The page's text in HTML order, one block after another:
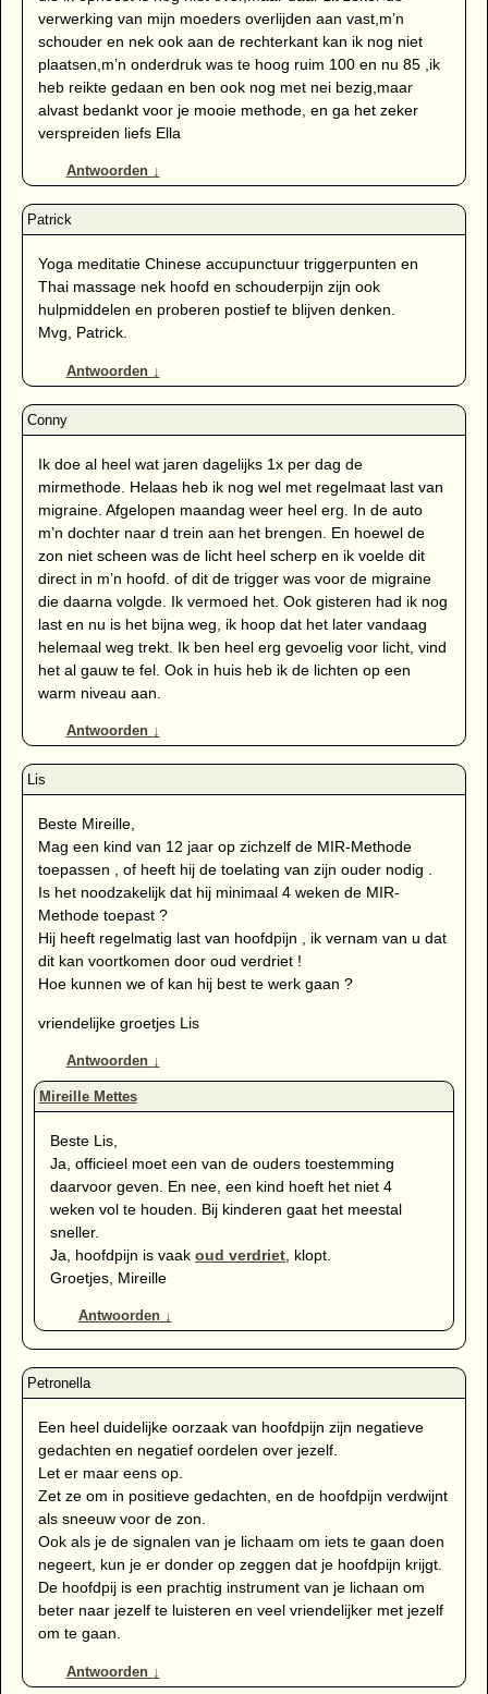
verwerking van mijn moeders overlijden aan vast,m’n
schouder en nek ook aan de rechterkant kan ik nog niet
plaatsen,m’n onderdruk was te hoog ruim 100 en nu 85 ,ik
heb reikte gedaan en ben ook nog met nei bezig,maar
alvast bedankt voor je mooie methode, en ga het zeker
verspreiden liefs Ella
Antwoorden ↓
Yoga meditatie Chinese accupunctuur triggerpunten en
Thai massage nek hoofd en schouderpijn zijn ook
hulpmiddelen en proberen postief te blijven denken.
Mvg, Patrick.
Antwoorden ↓
Ik doe al heel wat jaren dagelijks 1x per dag de
mirmethode. Helaas heb ik nog wel met regelmaat last van
migraine. Afgelopen maandag weer heel erg. In de auto
m’n dochter naar d trein aan het brengen. En hoewel de
zon niet scheen was de licht heel scherp en ik voelde dit
direct in m’n hoofd. of dit de trigger was voor de migraine
die daarna volgde. Ik vermoed het. Ook gisteren had ik nog
last en nu is het bijna weg, ik hoop dat het later vandaag
helemaal weg trekt. Ik ben heel erg gevoelig voor licht, vind
het al gauw te fel. Ook in huis heb ik de lichten op een
warm niveau aan.
Antwoorden ↓
Beste Mireille,
Mag een kind van 12 jaar op zichzelf de MIR-Methode
toepassen , of heeft hij de toelating van zijn ouder nodig .
Is het noodzakelijk dat hij minimaal 4 weken de MIR-
Methode toepast ?
Hij heeft regelmatig last van hoofdpijn , ik vernam van u dat
dit kan voortkomen door oud verdriet !
Hoe kunnen we of kan hij best te werk gaan ?
vriendelijke groetjes Lis
Antwoorden ↓
Beste Lis,
Ja, officieel moet een van de ouders toestemming
daarvoor geven. En nee, een kind hoeft het niet 4
weken vol te houden. Bij kinderen gaat het meestal
sneller.
Ja, hoofdpijn is vaak oud verdriet, klopt.
Groetjes, Mireille
Antwoorden ↓
Een heel duidelijke oorzaak van hoofdpijn zijn negatieve
gedachten en negatief oordelen over jezelf.
Let er maar eens op.
Zet ze om in positieve gedachten, en de hoofdpijn verdwijnt
als sneeuw voor de zon.
Ook als je de signalen van je lichaam om iets te gaan doen
negeert, kun je er donder op zeggen dat je hoofdpijn krijgt.
De hoofdpij is een prachtig instrument van je lichaan om
beter naar jezelf te luisteren en veel vriendelijker met jezelf
om te gaan.
Antwoorden ↓